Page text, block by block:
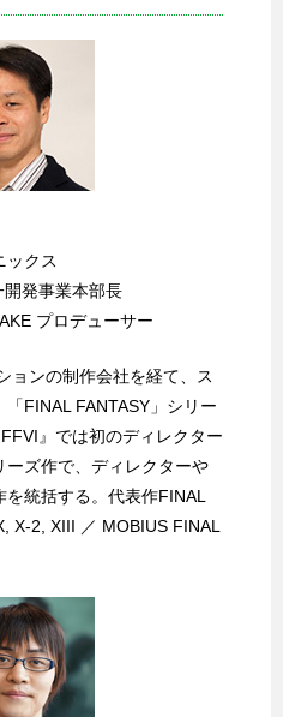
ックス
発事業本部長
プロデューサー
ョンの制作会社を経て、ス
FINAL FANTASY」シリー
』では初のディレクター
ーズ作で、ディレクターや
統括する。代表作FINAL
X-2, XIII ／ MOBIUS FINAL